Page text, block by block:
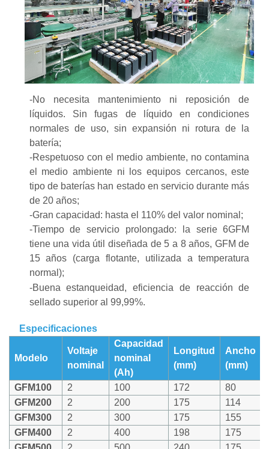
-No necesita mantenimiento ni reposición de
líquidos. Sin fugas de líquido en condiciones
normales de uso, sin expansión ni rotura de la
batería;
-Respetuoso con el medio ambiente, no contamina
el medio ambiente ni los equipos cercanos, este
tipo de baterías han estado en servicio durante más
de 20 años;
-Gran capacidad: hasta el 110% del valor nominal;
-Tiempo de servicio prolongado: la serie 6GFM
tiene una vida útil diseñada de 5 a 8 años, GFM de
15 años (carga flotante, utilizada a temperatura
normal);
-Buena estanqueidad, eficiencia de reacción de
sellado superior al 99,99%.
Especificaciones
Modelo
Voltaje
nominal
Capacidad
nominal
(Ah)
Longitud
(mm)
Ancho
(mm)
GFM100 2 100 172 80
GFM200
2 200 175 114
GFM300
2 300 175 155
GFM400
2 400 198 175